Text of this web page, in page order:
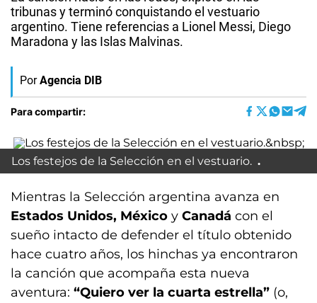
tribunas y terminó conquistando el vestuario
argentino. Tiene referencias a Lionel Messi, Diego
Maradona y las Islas Malvinas.
Por Agencia DIB
Para compartir:
Los festejos de la Selección en el vestuario.
Mientras la Selección argentina avanza en
Estados Unidos, México y Canadá con el
sueño intacto de defender el título obtenido
hace cuatro años, los hinchas ya encontraron
la canción que acompaña esta nueva
aventura: “Quiero ver la cuarta estrella” (o,